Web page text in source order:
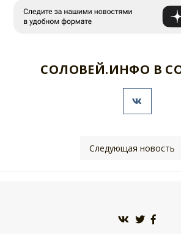
СОЛОВЕЙ.ИНФО В
Следующая новость